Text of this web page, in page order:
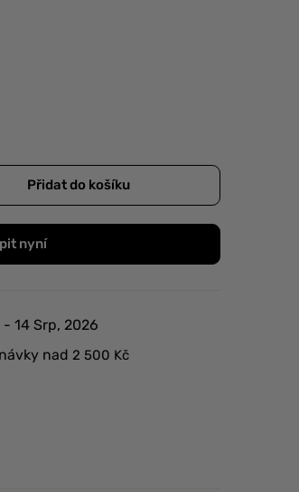
Přidat do košíku
nyní
- 14 Srp, 2026
nad 2 500 Kč